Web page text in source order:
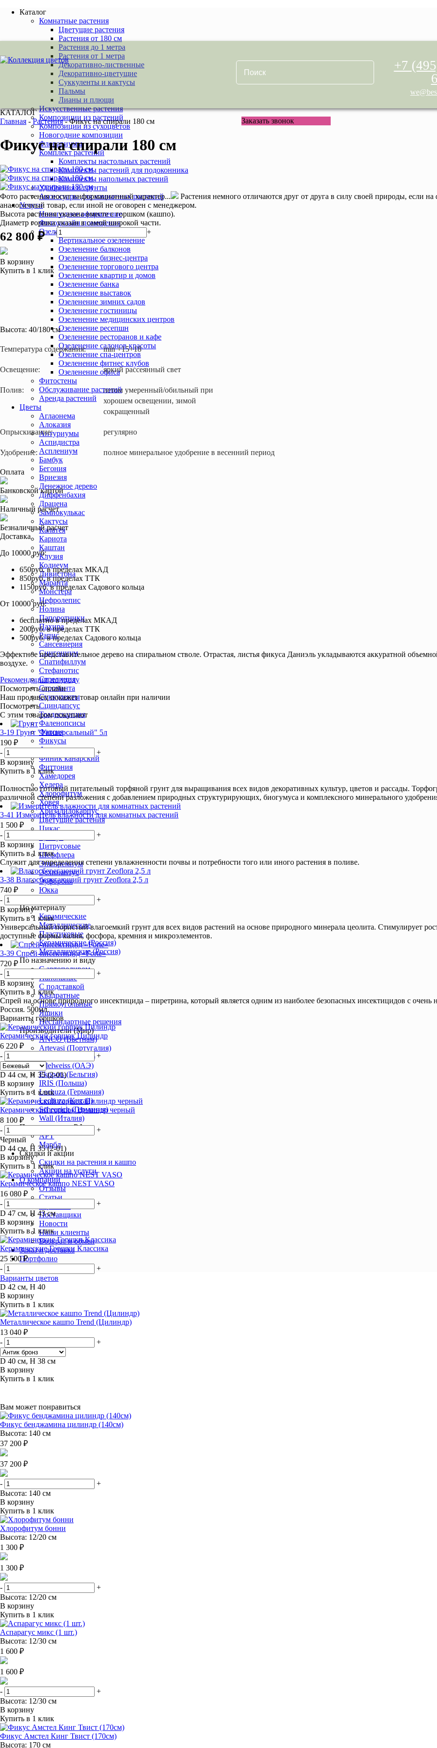
Каталог
Комнатные растения
Цветущие растения
Растения от 180 см
Растения до 1 метра
Растения от 1 метра
Декоративно-лиственные
Декоративно-цветущие
Суккуленты и кактусы
Пальмы
Лианы и плющи
Искусственные растения
Композиции из растений
Композиции из сухоцветов
Новогодние композиции
Флорариумы
Комплект растений
Комплекты настольных растений
Комплекты растений для подоконника
Комплекты напольных растений
Удобрения и грунты
Аксессуары для комнатных растений
Услуги
Новогоднее оформление
Фитодизайн помещения
Озеленение интерьера
Вертикальное озеленение
Озеленение балконов
Озеленение бизнес-центра
Озеленение торгового центра
Озеленение квартир и домов
Озеленение банка
Озеленение выставок
Озеленение зимних садов
Озеленение гостиницы
Озеленение медицинских центров
Озеленение ресепшн
Озеленение ресторанов и кафе
Озеленение салонов красоты
Озеленение спа-центров
Озеленение фитнес клубов
Озеленение офиса
Фитостены
Обслуживание растений
Аренда растений
Цветы
Аглаонема
Алоказия
Антуриумы
Аспидистра
Асплениум
Бамбук
Бегония
Вриезия
Денежное дерево
Диффенбахия
Драцена
Замиокулькас
Кактусы
Калатея
Кариота
Каштан
Клузия
Кодиеум
Ливистона
Маранта
Монстера
Нефролепис
Нолина
Папоротники
Пахира
Рапис
Сансевиерия
Сингониум
Спатифиллум
Стефанотис
Стрелиция
Строманта
Суккуленты
Сциндапсус
Традесканция
Фаленопсисы
Фатсия
Фикусы
Филодендрон
Финик канарский
Фиттония
Хамедорея
Хедера
Хлорофитум
Ховея
Хризалидокарпус
Цветущие растения
Цикас
Цитрусовые
Шеффлера
Эпипремнум
Эсхинантус
Эуфорбия
Юкка
По материалу
Керамические
Металлические
Пластиковые
Керамические (Россия)
Металлические (Россия)
По назначению и виду
С автополивом
Напольные
С подставкой
Квадратные
Прямоугольные
Ящики
Нестандартные решения
Производители (Мир)
ANCO (Вьетнам)
Artevasi (Португалия)
Deroma (Италия)
Edelweiss (ОАЭ)
Ekopots (Бельгия)
IRIS (Польша)
Lechuza (Германия)
Lechuza (Китай)
Scheurich (Германия)
Wall (Италия)
Производители РФ
АРТ
Марбл
Скидки и акции
Скидки на растения и кашпо
Акции на услуги
О компании
Отзывы
Статьи
Поставщики
Новости
Наши клиенты
Возврат и обмен
Заказ и доставка
Портфолио
+7
Заказать звонок
КАТАЛОГ
Главная - Растения - Фикус на спирали 180 см
Фикус на спирали 180 см
Фото растения носит информационный характер...
Растения немного отличаются друг от друга в силу своей природы, если
аналогичный товар, если иной не оговорен с менеджером.
Высота растения указана вместе с горшком (кашпо).
Диаметр горшка указан в самой широкой части.
62 800 ₽ - +
В корзину
Купить в 1 клик
Высота: 40/180 см
Температура содержания: min +15+18
Освещение: яркий рассеянный свет
Полив:
летом умеренный/обильный при
хорошем освещении, зимой
сокращенный
Опрыскивание: регулярно
Удобрение: полное минеральное удобрение в весенний период
Оплата
Банковской картой
Наличный расчет
Безналичный расчет
Доставка
До 10000 руб:
650руб. в пределах МКАД
850руб. в пределах ТТК
1150руб. в пределах Садового кольца
От 10000 руб:
бесплатно в пределах МКАД
200руб. в пределах ТТК
500руб. в пределах Садового кольца
Эффектное представительное дерево на спиральном стволе. Отрастая, листья фикуса Даниэль укладываются аккуратной
воздухе.
Рекомендации по уходу
Посмотреть онлайн
Наш продавец покажет товар онлайн при наличии
Посмотреть
С этим товаром покупают
3-19 Грунт "Универсальный" 5л
190 ₽
-
+
В корзину
Купить в 1 клик
Полностью готовый питательный торфяной грунт для выращивания всех видов декоративных культур, цветов и рассады.
различной степени разложения с добавлением природных структурирующих, биогумуса и комплексного минерального
3-41 Измеритель влажности для комнатных растений
1 500 ₽
-
+
В корзину
Купить в 1 клик
Служит для определения степени увлажненности почвы и потребности того или иного растения в поливе.
3-38 Влагосберегающий грунт Zeoflora 2,5 л
740 ₽
-
+
В корзину
Купить в 1 клик
Универсальный пористый влагоемкий грунт для всех видов растений на основе природного минерала цеолита. Стимулирует
доступные формы калия, фосфора, кремния и микроэлементов.
3-39 Спрей-инсектицид «Forte»
720 ₽
-
+
В корзину
Купить в 1 клик
Спрей на основе природного инсектицида – пиретрина, который является одним из наиболее безопасных инсектицидов с
Россия. 500мл.
Варианты горшков
Керамический горшок Цилиндр
6 220 ₽
-
+
D 44 см, H 35 (2-01)
В корзину
Купить в 1 клик
Керамический горшок Цилиндр черный
8 100 ₽
-
+
Черный
D 44 см, H 35 (2-01)
В корзину
Купить в 1 клик
Керамическое кашпо NEST VASO
16 080 ₽
-
+
D 47 см, H 43 см
В корзину
Купить в 1 клик
Керамические Горшки Классика
25 500 ₽
-
+
Варианты цветов
D 42 см, H 40
В корзину
Купить в 1 клик
Металлическое кашпо Trend (Цилиндр)
13 040 ₽
-
+
D 40 см, H 38 см
В корзину
Купить в 1 клик
Вам может понравиться
Фикус бенджамина цилиндр (140см)
Высота: 140 см
37 200 ₽
37 200 ₽
-
+
Высота: 140 см
В корзину
Купить в 1 клик
Хлорофитум бонни
Высота: 12/20 см
1 300 ₽
1 300 ₽
-
+
Высота: 12/20 см
В корзину
Купить в 1 клик
Аспарагус микс (1 шт.)
Высота: 12/30 см
1 600 ₽
1 600 ₽
-
+
Высота: 12/30 см
В корзину
Купить в 1 клик
Фикус Амстел Кинг Твист (170см)
Высота: 170 см